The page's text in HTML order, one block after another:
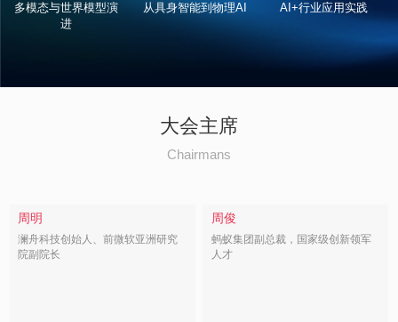
多模态与世界模型演
进
从具身智能到物理AI AI+行业应用实践
大会主席
Chairmans
周明
澜舟科技创始人、前微软亚洲研究
院副院长
周俊
蚂蚁集团副总裁，国家级创新领军
人才